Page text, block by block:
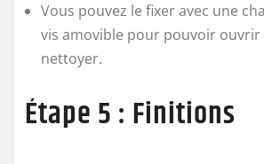
Vous pouvez le fixer avec une
vis amovible pour pouvoir ouvrir
nettoyer.
Étape 5 : Finitions